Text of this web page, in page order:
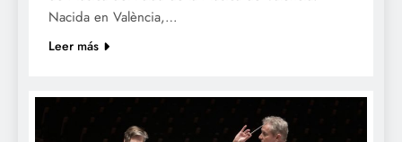
Nacida en València,…
Leer más